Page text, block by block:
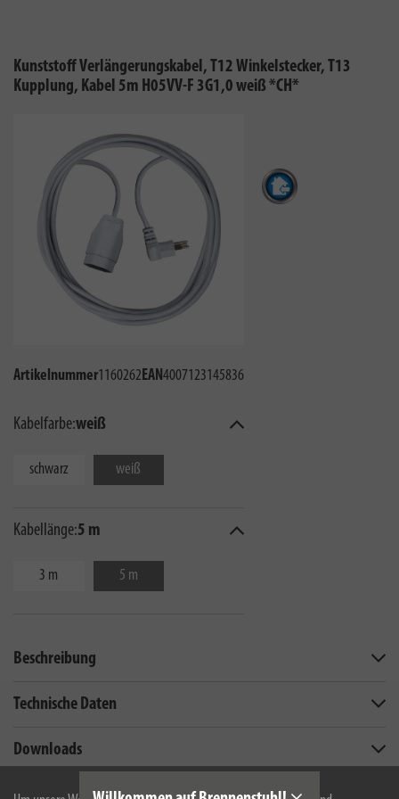
Kunststoff Verlängerungskabel, T12 Winkelstecker, T13
Kupplung, Kabel 5m H05VV-F 3G1,0 weiß *CH*
Artikelnummer1160262EAN4007123145836
Kabelfarbe:weiß
schwarz weiß
Kabellänge:5 m
3 m 5 m
Beschreibung
Technische Daten
Downloads